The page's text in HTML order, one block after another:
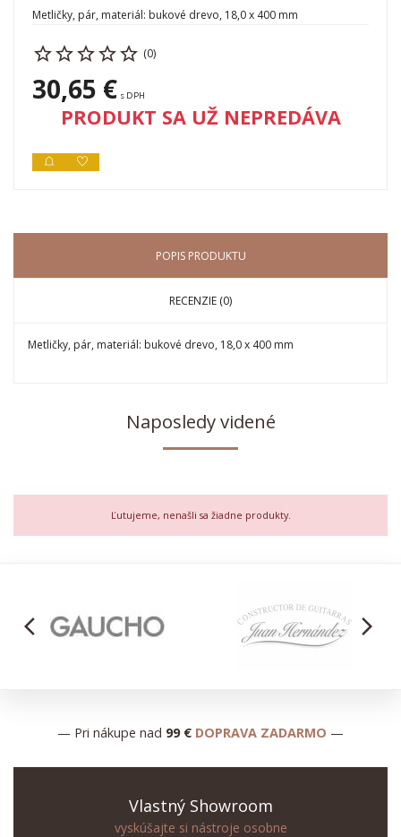
Metličky, pár, materiál: bukové drevo, 18,0 x 400 mm
(0)
30,65 € s DPH
PRODUKT SA UŽ NEPREDÁVA
POPIS PRODUKTU
RECENZIE (0)
Metličky, pár, materiál: bukové drevo, 18,0 x 400 mm
Naposledy videné
Ľutujeme, nenašli sa žiadne produkty.
arrow_back_ios arrow_forward_ios
— Pri nákupe nad 99 € DOPRAVA ZADARMO —
Vlastný Showroom
vyskúšajte si nástroje osobne